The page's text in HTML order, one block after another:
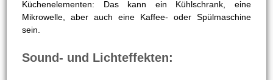
Küchenelementen: Das kann ein Kühlschrank, eine
Mikrowelle, aber auch eine Kaffee- oder Spülmaschine
sein.
Sound- und Lichteffekten: